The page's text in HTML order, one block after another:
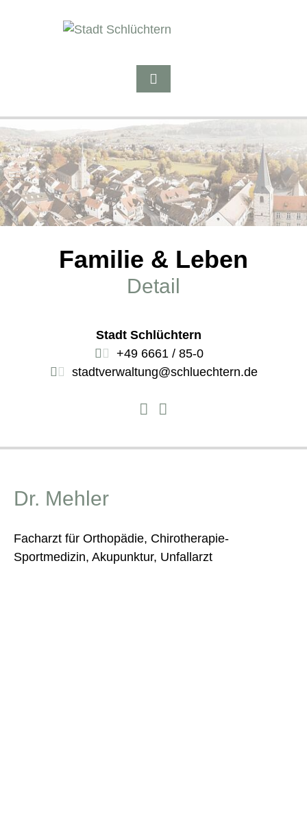
Familie & Leben
Detail
Stadt Schlüchtern
+49 6661 / 85-0
stadtverwaltung@schluechtern.de
Dr. Mehler
Facharzt für Orthopädie, Chirotherapie-
Sportmedizin, Akupunktur, Unfallarzt